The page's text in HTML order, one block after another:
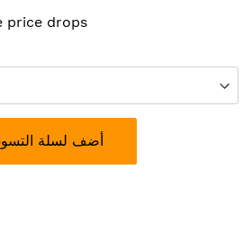
price drops
أضف لسلة